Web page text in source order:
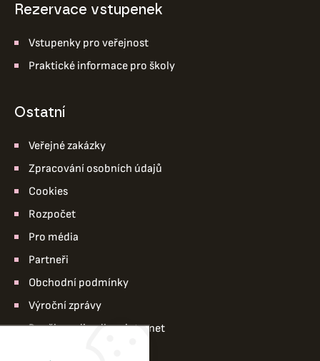
Rezervace vstupenek
Vstupenky pro veřejnost
Praktické informace pro školy
ostatní
Veřejné zakázky
Zpracování osobních údajů
Cookies
Rozpočet
Pro média
Partneři
Obchodní podmínky
Výroční zprávy
Pro členy divadla – intranet